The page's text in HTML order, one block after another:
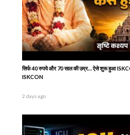
सिर्फ 40 रुपये और 70 साल की उम्र… ऐसे शुरू हुआ
ISKCON
2 days ago